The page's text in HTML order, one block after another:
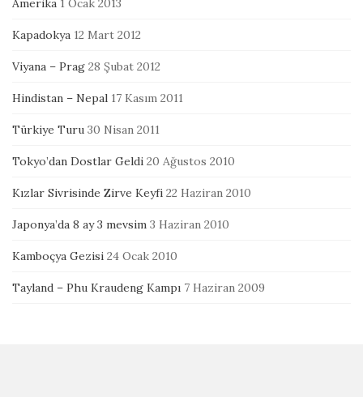
Amerika 1 Ocak 2013
Kapadokya 12 Mart 2012
Viyana – Prag 28 Şubat 2012
Hindistan – Nepal 17 Kasım 2011
Türkiye Turu 30 Nisan 2011
Tokyo’dan Dostlar Geldi 20 Ağustos 2010
Kızlar Sivrisinde Zirve Keyfi 22 Haziran 2010
Japonya’da 8 ay 3 mevsim 3 Haziran 2010
Kamboçya Gezisi 24 Ocak 2010
Tayland – Phu Kraudeng Kampı 7 Haziran 2009